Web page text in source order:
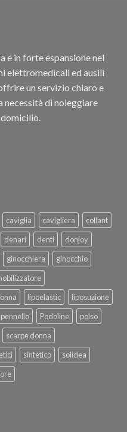
e in forte espansione nel
elettromedicali ed ausili
un servizio chiaro e
necessità di noleggiare
caviglia cavigliera
collant
denari denti
donjoy
ginocchiera
ginocchio
lipoelastic
liposuzione
pennello Podoline
polso
scarpe donna
sintetico
solidea